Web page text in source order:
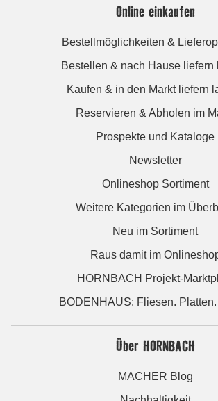
Online einkaufen
Bestellmöglichkeiten &
Bestellen & nach Hause liefern
Kaufen & in den Markt liefern
Reservieren & Abholen im
Prospekte und Kataloge
Newsletter
Onlineshop Sortiment
Weitere Kategorien im
Neu im Sortiment
Raus damit im
HORNBACH Projekt-
BODENHAUS: Fliesen.
Über HORNBACH
MACHER Blog